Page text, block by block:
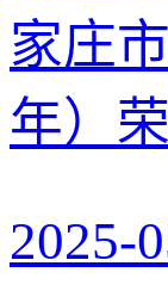
家庄
年）荣
2025-